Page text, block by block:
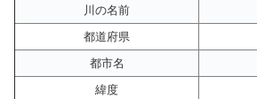
川の名前
都道府県
都市名
緯度